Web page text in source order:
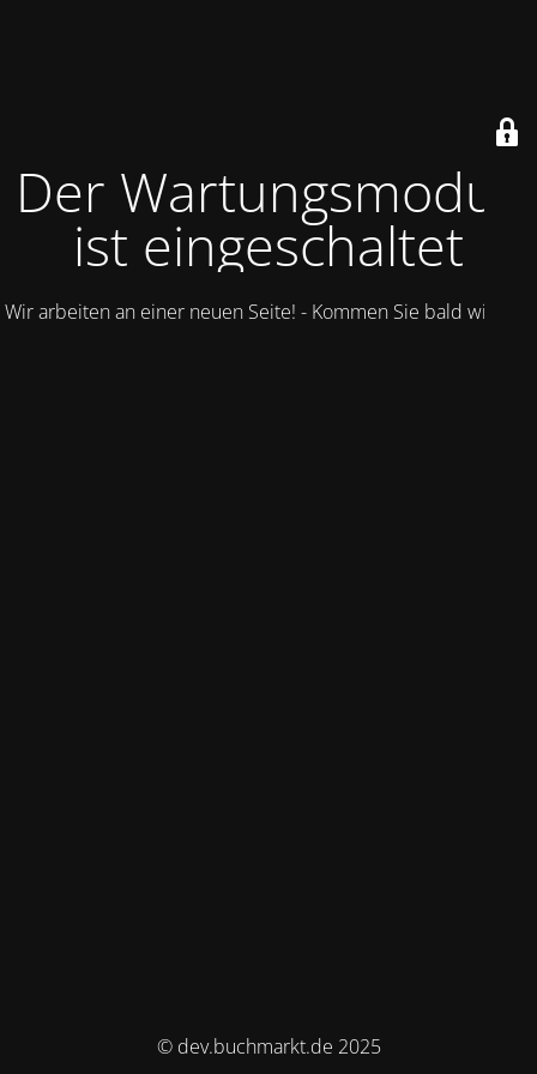
Der Wartungsmodus
ist eingeschaltet
Wir arbeiten an einer neuen Seite! - Kommen Sie bald wieder.
© dev.buchmarkt.de 2025